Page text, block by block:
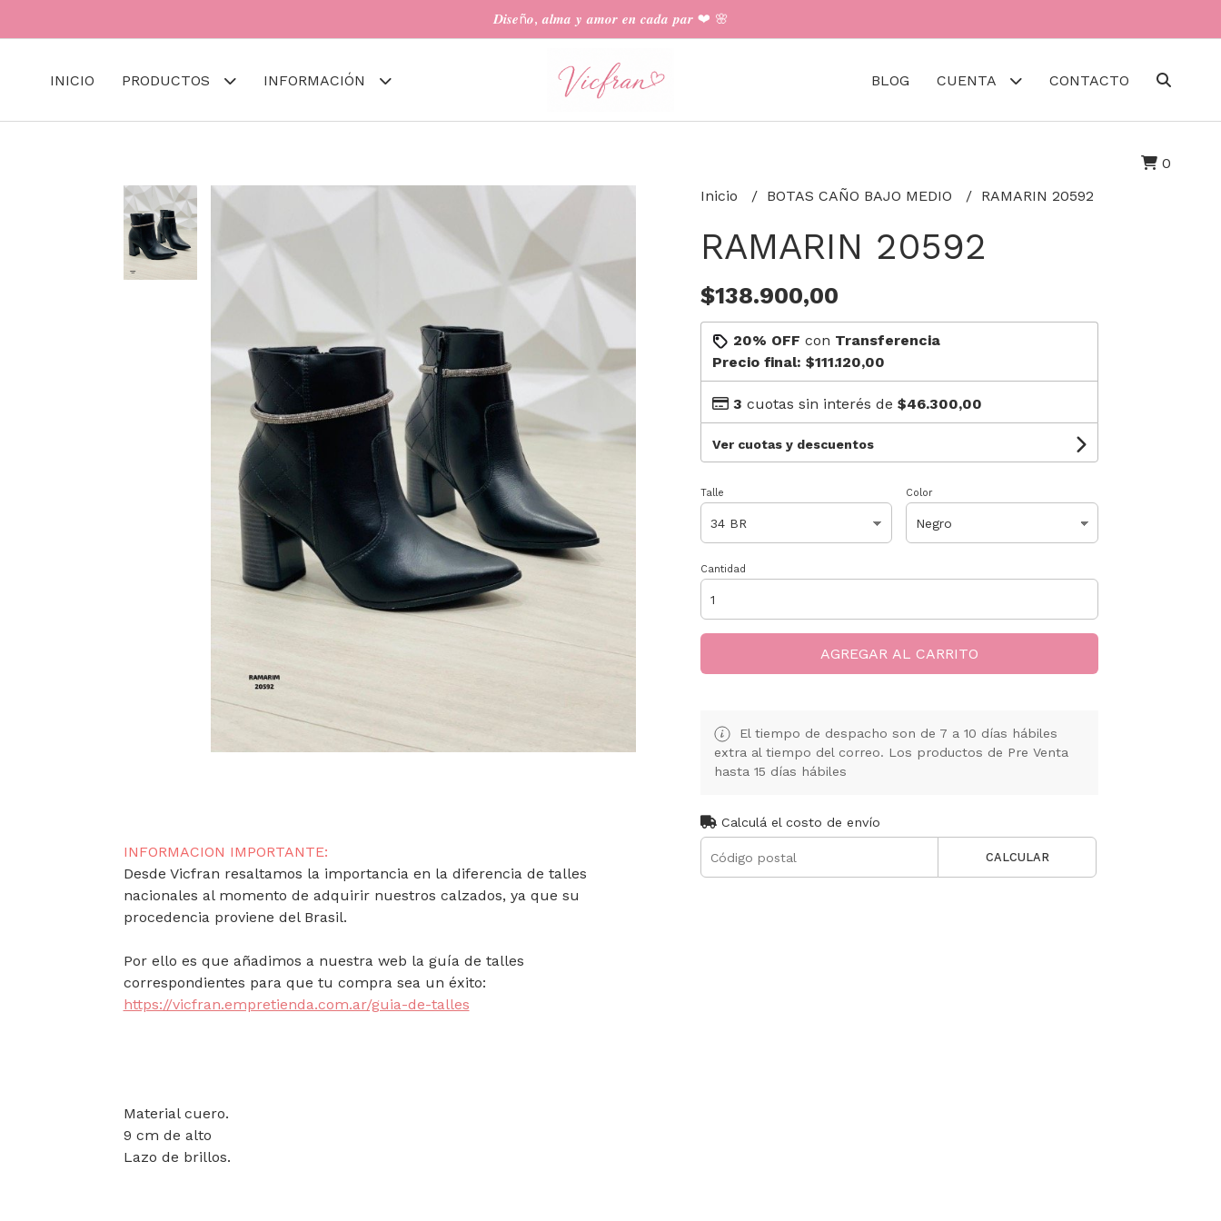
𝑫𝒊𝒔𝒆ñ𝒐, 𝒂𝒍𝒎𝒂 𝒚 𝒂𝒎𝒐𝒓 𝒆𝒏 𝒄𝒂𝒅𝒂 𝒑𝒂𝒓 ❤︎ 🌸
INICIO PRODUCTOS INFORMACIÓN BLOG CUENTA CONTACTO
0
INFORMACION IMPORTANTE:
Desde Vicfran resaltamos la importancia en la diferencia de talles
nacionales al momento de adquirir nuestros calzados, ya que su
procedencia proviene del Brasil.
Por ello es que añadimos a nuestra web la guía de talles
correspondientes para que tu compra sea un éxito:
https://vicfran.empretienda.com.ar/guia-de-talles
Material cuero.
9 cm de alto
Lazo de brillos.
Inicio BOTAS CAÑO BAJO MEDIO RAMARIN 20592
RAMARIN 20592
$138.900,00
20% OFF con Transferencia
Precio final: $111.120,00
3 cuotas sin interés de $46.300,00
Ver cuotas y descuentos
Talle Color
Cantidad
AGREGAR AL CARRITO
El tiempo de despacho son de 7 a 10 días hábiles
extra al tiempo del correo. Los productos de Pre Venta
hasta 15 días hábiles
Calculá el costo de envío
CALCULAR